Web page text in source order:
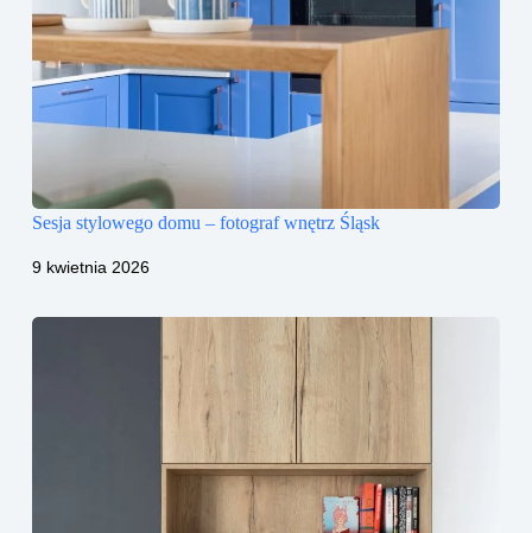
Sesja stylowego domu – fotograf wnętrz Śląsk
9 kwietnia 2026